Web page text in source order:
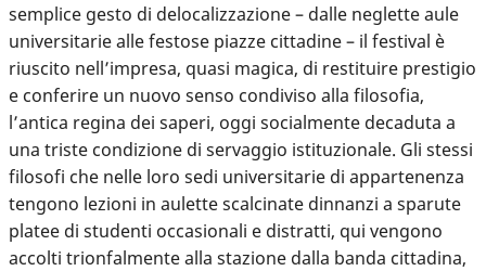
semplice gesto di delocalizzazione – dalle neglette aule
universitarie alle festose piazze cittadine – il festival è
riuscito nell’impresa, quasi magica, di restituire prestigio
e conferire un nuovo senso condiviso alla filosofia,
l’antica regina dei saperi, oggi socialmente decaduta a
una triste condizione di servaggio istituzionale. Gli stessi
filosofi che nelle loro sedi universitarie di appartenenza
tengono lezioni in aulette scalcinate dinnanzi a sparute
platee di studenti occasionali e distratti, qui vengono
accolti trionfalmente alla stazione dalla banda cittadina,